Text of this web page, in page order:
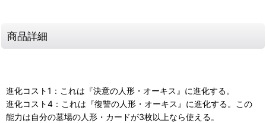
商品詳細
進化コスト1：これは『決意の人形・オーキス』に進化する。
進化コスト4：これは『復讐の人形・オーキス』に進化する。この
能力は自分の墓場の人形・カードが3枚以上なら使える。